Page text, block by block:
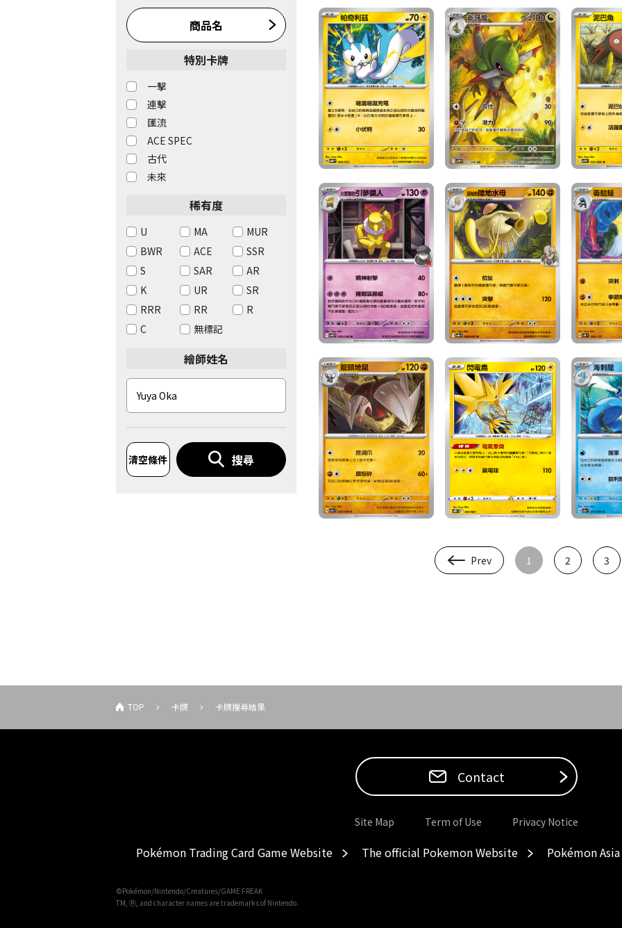
商品名
特別卡牌
一擊
連擊
匯流
ACE SPEC
古代
未來
稀有度
U MA
MUR
BWR
ACE
SSR
S
SAR
AR
K
UR
SR
RRR
RR
R
C
無標記
繪師姓名
清空條件 搜尋
Prev 1 2 3
TOP 卡牌 卡牌搜尋結果
Contact
Site Map Term of Use Privacy Notice
Pokémon Trading Card Game Website The official Pokemon Website Pokémon
©Pokémon/Nintendo/Creatures/GAME FREAK
TM, Ⓡ, and character names are trademarks of Nintendo.